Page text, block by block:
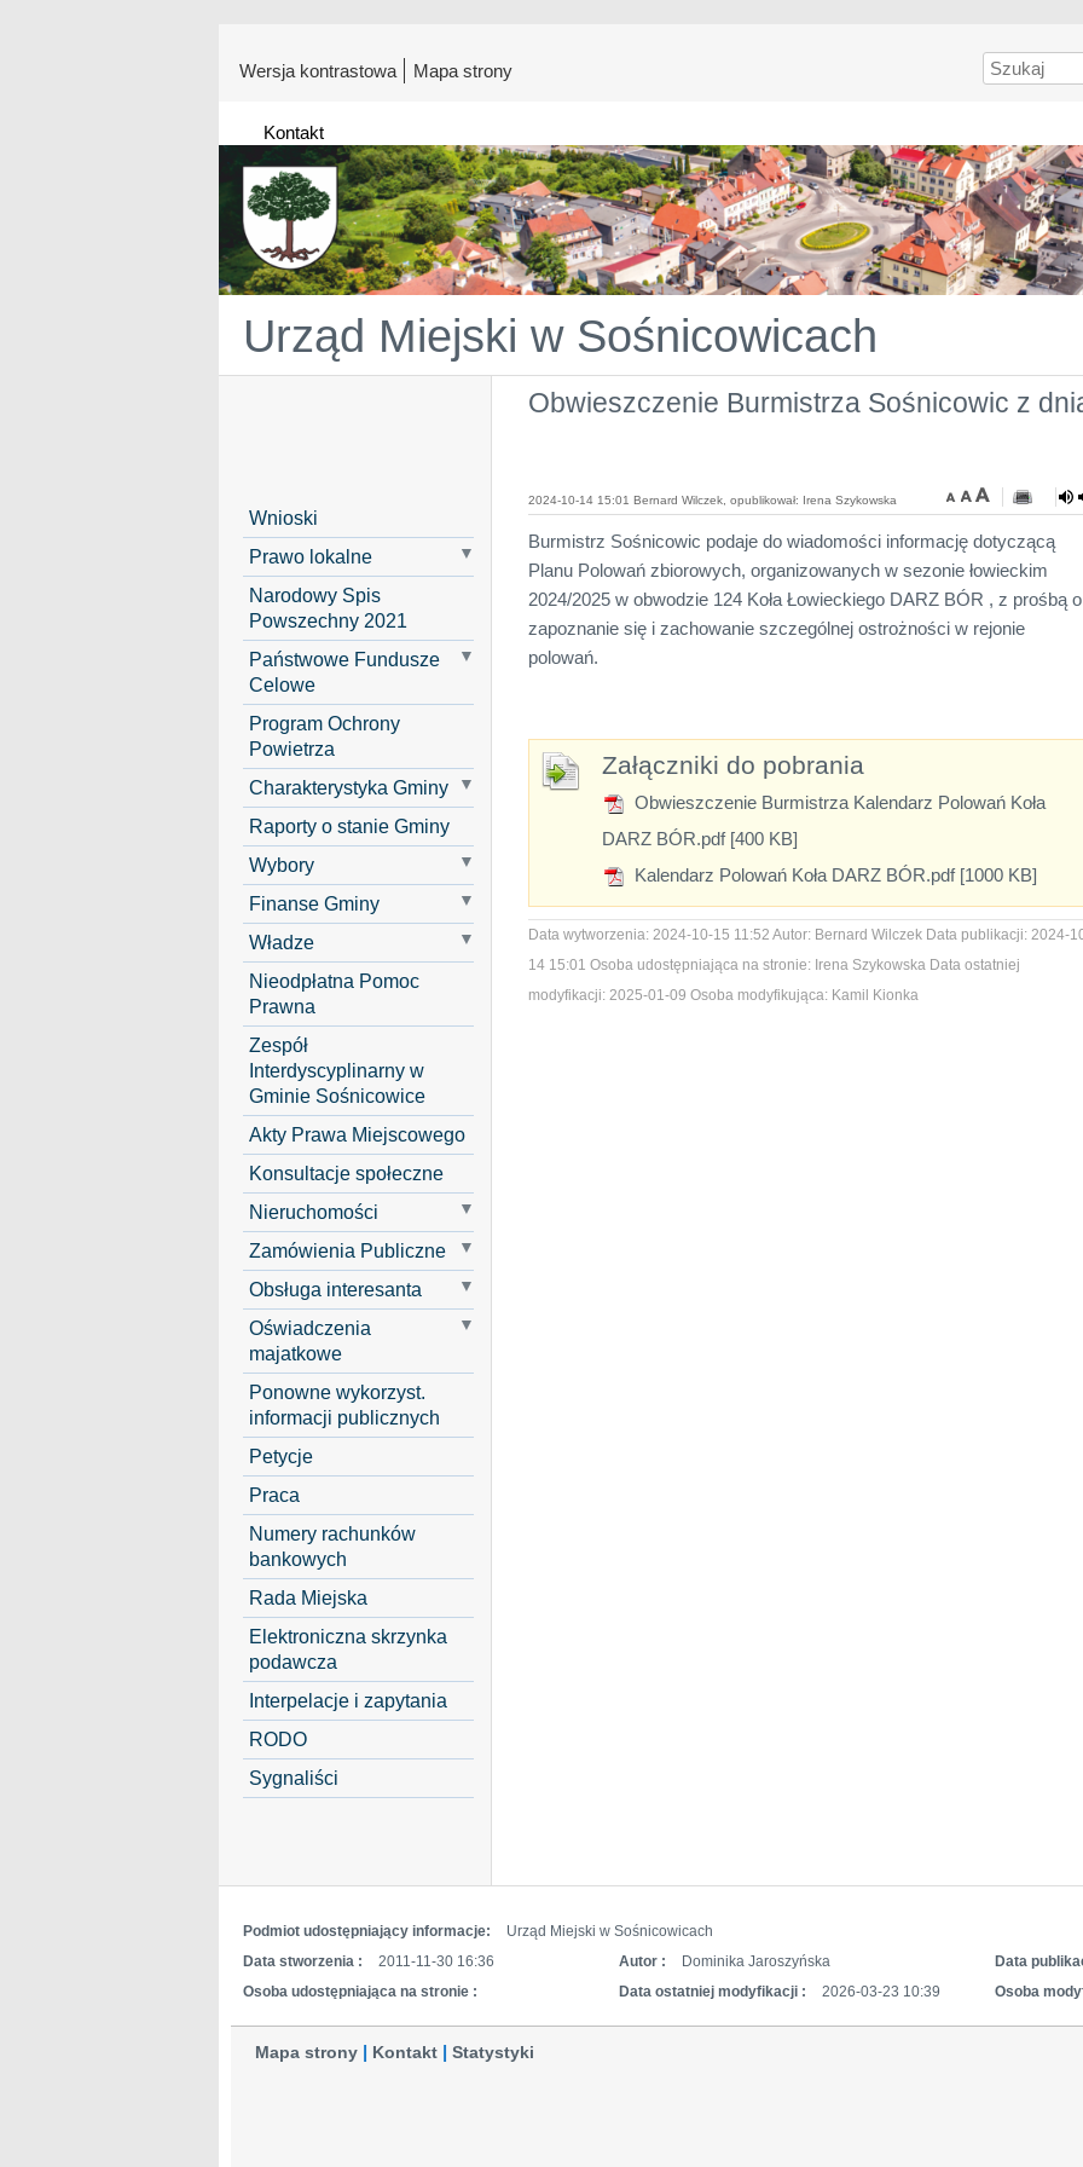
Wersja kontrastowa Mapa strony Szukaj
Kontakt
Urząd Miejski w Sośnicowicach
Obwieszczenie Burmistrza Sośnicowic z
Wnioski
Prawo lokalne
Narodowy Spis
Powszechny 2021
Państwowe Fundusze
Celowe
Program Ochrony
Powietrza
Charakterystyka Gminy
Raporty o stanie Gminy
Wybory
Finanse Gminy
Władze
Nieodpłatna Pomoc
Prawna
Zespół
Interdyscyplinarny w
Gminie Sośnicowice
Akty Prawa Miejscowego
Konsultacje społeczne
Nieruchomości
Zamówienia Publiczne
Obsługa interesanta
Oświadczenia
majatkowe
Ponowne wykorzyst.
informacji publicznych
Petycje
Praca
Numery rachunków
bankowych
Rada Miejska
Elektroniczna skrzynka
podawcza
Interpelacje i zapytania
RODO
Sygnaliści
2024-10-14 15:01 Bernard Wilczek, opublikował: Irena Szykowska
Burmistrz Sośnicowic podaje do wiadomości informację dotyczącą
Planu Polowań zbiorowych, organizowanych w sezonie łowieckim
2024/2025 w obwodzie 124 Koła Łowieckiego DARZ BÓR , z prośbą o
zapoznanie się i zachowanie szczególnej ostrożności w rejonie
polowań.
Załączniki do pobrania
Obwieszczenie Burmistrza Kalendarz Polowań Koła
DARZ BÓR.pdf [400 KB]
Kalendarz Polowań Koła DARZ BÓR.pdf [1000 KB]
Data wytworzenia: 2024-10-15 11:52 Autor: Bernard Wilczek Data publikacji: 2024-
14 15:01 Osoba udostępniająca na stronie: Irena Szykowska Data ostatniej
modyfikacji: 2025-01-09 Osoba modyfikująca: Kamil Kionka
Podmiot udostępniający informacje:
Urząd Miejski w Sośnicowicach
Data stworzenia :
2011-11-30 16:36 Autor : Dominika Jaroszyńska
Data
Osoba udostępniająca na stronie :
Data ostatniej modyfikacji : 2026-03-23 10:39 Osoba
Mapa strony Kontakt Statystyki